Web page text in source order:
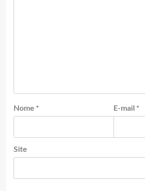
Nome * E-mail *
Site